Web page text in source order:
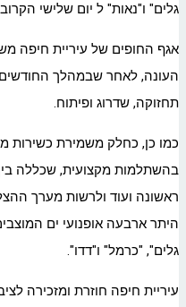
גלים" ו"נאות" ל יום שלישי הקרוב,
אגף החופים של עיריית חיפה
העונה, לאחר שבמהלך החודשים
תחזוקה, שדרוג ופיתוח.
כמו כן, כחלק משמירת כשירות
בהשתלמות מקצועית, שכללה בין
ראשונה ועוד ולרשות מערך
היתר ארבעה אופנועי ים
גלים", "כרמל" ו"דדו".
עיריית חיפה חוזרת ומזכירה